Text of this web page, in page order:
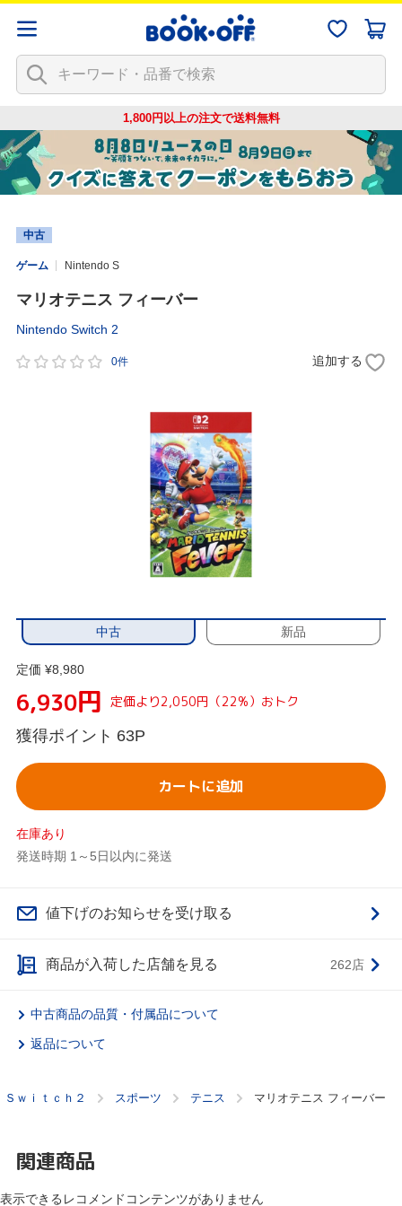
1,800円以上の注文で送料無料
中古
ゲーム Nintendo S
マリオテニス フィーバー
Nintendo Switch 2
0件 追加する
中古 新品
定価 ¥8,980
6,930円 定価より2,050円（22%）おトク
獲得ポイント 63P
カートに追加
在庫あり
発送時期 1～5日以内に発送
値下げのお知らせを受け取る
商品が入荷した店舗を見る 262店
中古商品の品質・付属品について
返品について
ｗｉｔｃｈ２ スポーツ テニス マリオテニス フィーバー
関連商品
表示できるレコメンドコンテンツがありません